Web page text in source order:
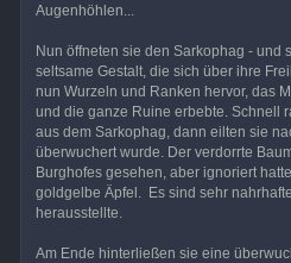
Augenhöhlen...
Nun öffneten sie den Sarkophag - und
seltsame Gestalt, die sich über ihre
nun Wurzeln und Ranken hervor, das
und die ganze Ruine erbebte. Schnell
aus dem Sarkophag, dann eilten sie
überwuchert wurde. Der verdorrte
Burghofes gesehen, aber ignoriert
goldgelbe Äpfel. Es sind sehr
herausstellte.
Am Ende hinterließen sie eine